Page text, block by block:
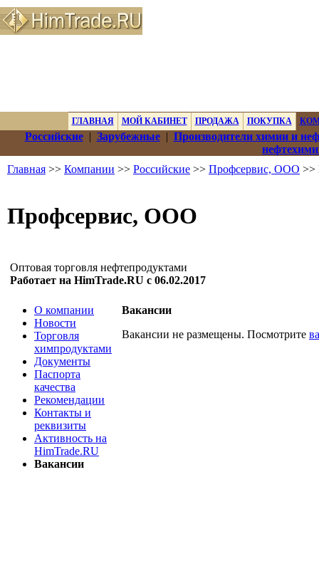
ГЛАВНАЯ МОЙ КАБИНЕТ ПРОДАЖА ПОКУПКА
Российские| Зарубежные| Производители химии и
Главная >> Компании >> Российские >> Профсервис, ООО >>
Профсервис, ООО
Оптовая торговля нефтепродуктами
Работает на HimTrade.RU с 06.02.2017
О компании
Новости
Торговля
химпродуктами
Документы
Паспорта
качества
Рекомендации
Контакты и
реквизиты
Активность на
HimTrade.RU
Вакансии
Вакансии
Вакансии не размещены. Посмотрите